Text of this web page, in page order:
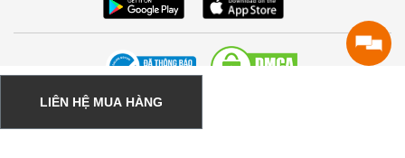
LIÊN HỆ MUA HÀNG
© 2020 - Bản quyền thuộc về Công ty TNHH TC Commerce